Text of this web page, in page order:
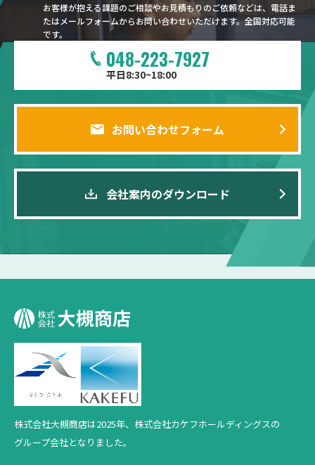
お客様が抱える課題のご相談やお見積もりのご依頼などは、電話ま
たはメールフォームからお問い合わせいただけます。全国対応可能
です。
048-223-7927
平日8:30~18:00
お問い合わせフォーム
会社案内のダウンロード
株式会社大槻商店は2025年、 株式会社カケフホールディングスの
グループ会社となりました。